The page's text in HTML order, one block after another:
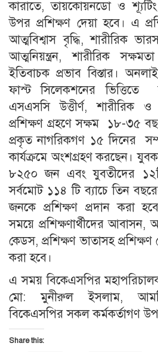
কারাতে, তায়কোয়নডো ও
উপর প্রশিক্ষণ দেয়া হবে। এ
আত্মবিশ্বাস বৃদ্ধি, শারীরিক
আত্মনিয়ন্ত্রন, শারীরিক
ইতিবাচক প্রভাব বিস্তার।
ফাস্ট সিলেকশনের ভিত্তিতে
এসএসসি উত্তীর্ণ, শারীরিক
প্রশিক্ষণ গ্রহণে সক্ষম ১৮-৩৫
প্রকৃত নাগরিকগণ ১৫ দিনের
কার্যক্রমে অংশগ্রহণ করছেন।
৮২৫০ জন এবং যুবতীদের
সর্বমোট ১১৪ টি ব্যাচে তিন
জনকে প্রশিক্ষণ প্রদান করা
সময়ে প্রশিক্ষণার্থীদের আবাসন,
কেডস, প্রশিক্ষণ ভাতাসহ প্রশিক্ষণ
করা হবে।
এ সময় বিকেএসপির মহাপরিচালক
মো: মুনীরুল ইসলাম,
বিকেএসপির সকল কর্মকর্তাগণ
Share this: